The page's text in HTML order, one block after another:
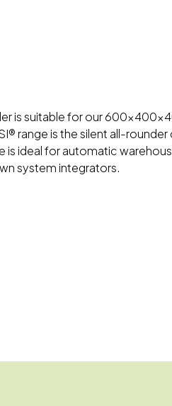
is suitable for our
range is the silent all-
is ideal for automatic
system integrators.